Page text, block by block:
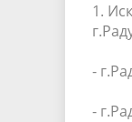
1.
-
-